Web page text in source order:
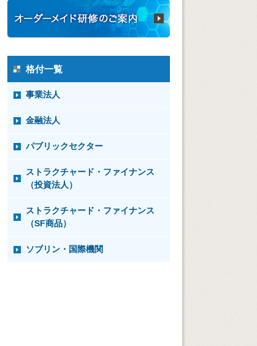
格付一覧
事業法人
金融法人
パブリックセクター
ストラクチャード・ファイナンス
（投資法人）
ストラクチャード・ファイナンス
（SF商品）
ソブリン・国際機関